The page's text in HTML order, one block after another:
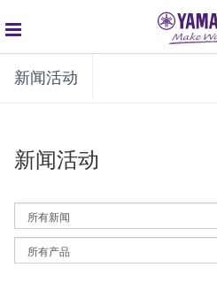
global
navigation
新闻活动
新闻活动
By
News
Category
By
Article